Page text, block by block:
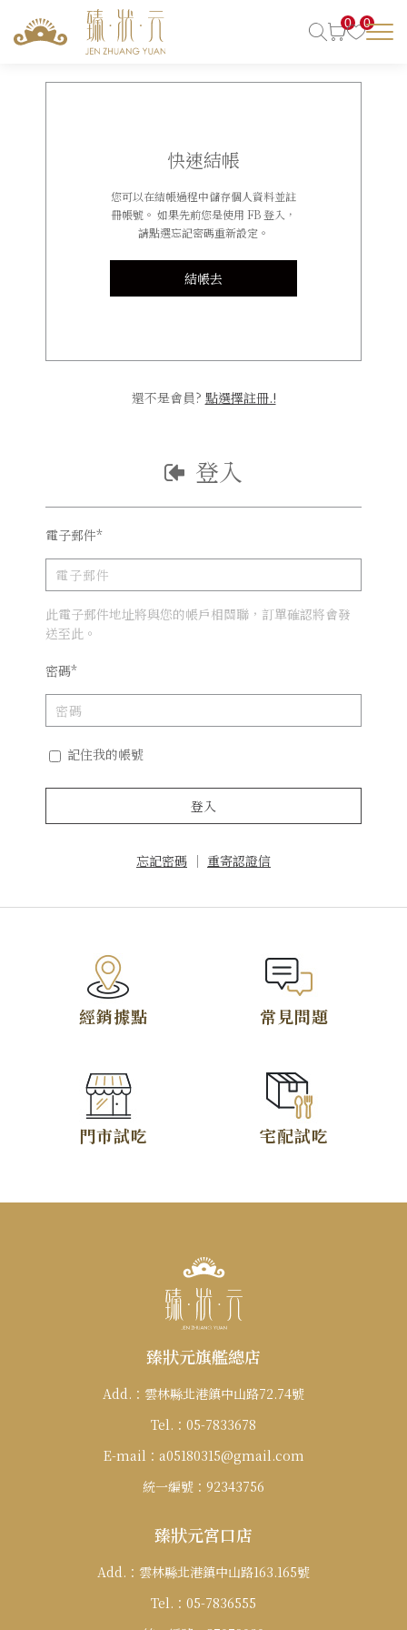
0 0
快速結帳
您可以在結帳過程中儲存個人資料並註
冊帳號。 如果先前您是使用 FB 登入，
請點選忘記密碼重新設定。
結帳去
還不是會員? 點選擇註冊.!
登入
電子郵件*
此電子郵件地址將與您的帳戶相關聯，訂單確認將會發
送至此。
密碼*
記住我的帳號
登入
忘記密碼 ｜ 重寄認證信
經銷據點 常見問題
門市試吃 宅配試吃
臻狀元旗艦總店
Add.： 雲林縣北港鎮中山路72.74號
Tel.： 05-7833678
E-mail： a05180315@gmail.com
統一編號： 92343756
臻狀元宮口店
Add.： 雲林縣北港鎮中山路163.165號
Tel.： 05-7836555